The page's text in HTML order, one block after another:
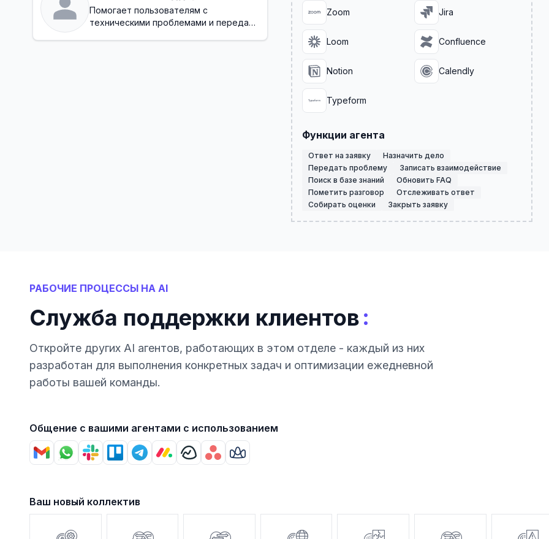
Помогает пользователям с
техническими проблемами и передает
Zoom Jira
Loom Confluence
Notion Calendly
Typeform
Функции агента
Ответ на заявку
Назначить дело
Передать проблему
Записать взаимодействие
Поиск в базе знаний
Обновить FAQ
Пометить разговор
Отслеживать ответ
Собирать оценки
Закрыть заявку
РАБОЧИЕ ПРОЦЕССЫ НА AI
Служба поддержки клиентов:
Откройте других AI агентов, работающих в этом отделе - каждый из них
разработан для выполнения конкретных задач и оптимизации ежедневной
работы вашей команды.
Общение с вашими агентами с использованием
Ваш новый коллектив